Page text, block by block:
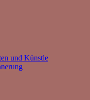
und Künstle